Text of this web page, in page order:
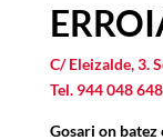
C/ Eleizalde, 3.
Tel. 944 048 648
Gosari on